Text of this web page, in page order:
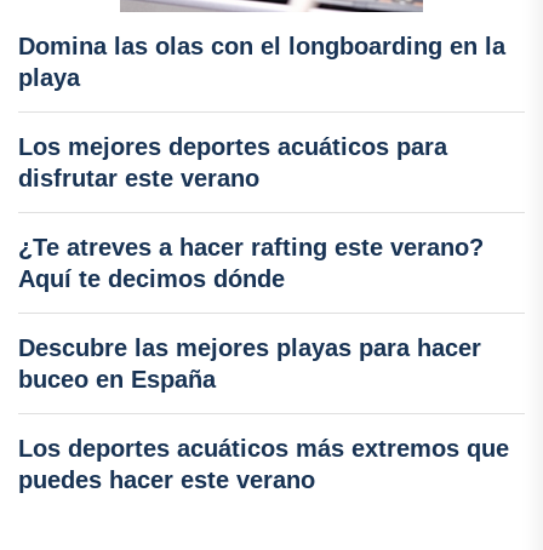
Domina las olas con el longboarding en la
playa
Los mejores deportes acuáticos para
disfrutar este verano
¿Te atreves a hacer rafting este verano?
Aquí te decimos dónde
Descubre las mejores playas para hacer
buceo en España
Los deportes acuáticos más extremos que
puedes hacer este verano